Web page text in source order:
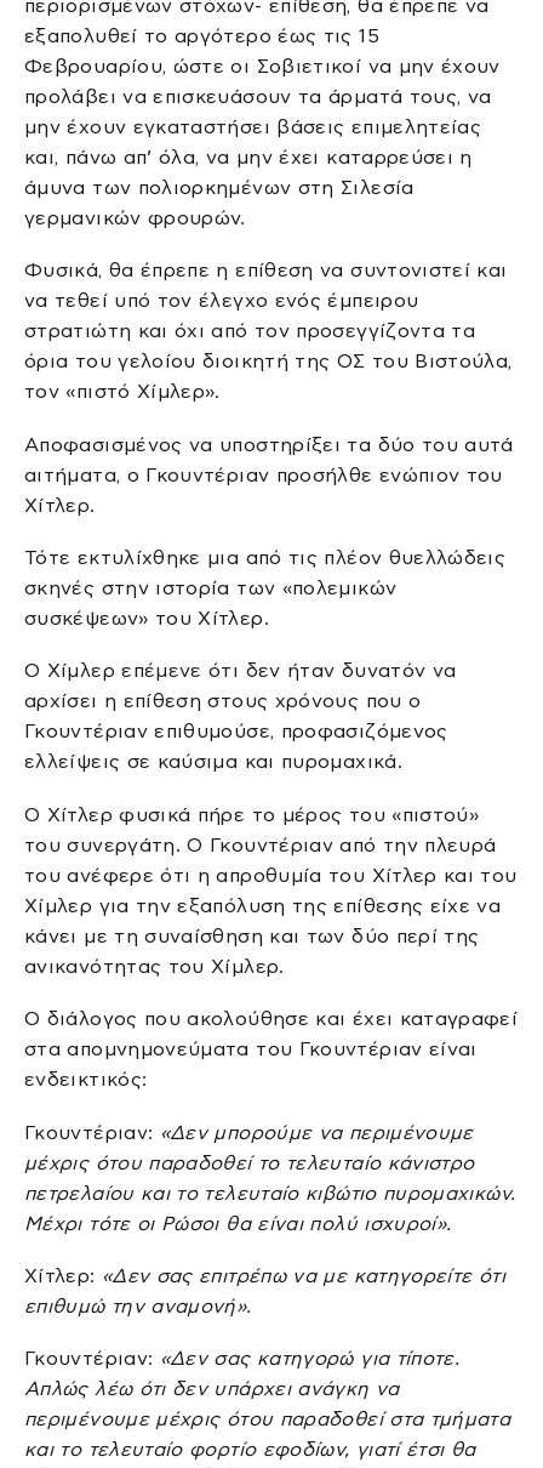
περιορισμένων στόχων- επίθεση, θα έπρεπε να
εξαπολυθεί το αργότερο έως τις 15
Φεβρουαρίου, ώστε οι Σοβιετικοί να μην έχουν
προλάβει να επισκευάσουν τα άρματά τους, να
μην έχουν εγκαταστήσει βάσεις επιμελητείας
και, πάνω απ’ όλα, να μην έχει καταρρεύσει η
άμυνα των πολιορκημένων στη Σιλεσία
γερμανικών φρουρών.
Φυσικά, θα έπρεπε η επίθεση να συντονιστεί και
να τεθεί υπό τον έλεγχο ενός έμπειρου
στρατιώτη και όχι από τον προσεγγίζοντα τα
όρια του γελοίου διοικητή της ΟΣ του Βιστούλα,
τον «πιστό Χίμλερ».
Αποφασισμένος να υποστηρίξει τα δύο του αυτά
αιτήματα, ο Γκουντέριαν προσήλθε ενώπιον του
Χίτλερ.
Τότε εκτυλίχθηκε μια από τις πλέον θυελλώδεις
σκηνές στην ιστορία των «πολεμικών
συσκέψεων» του Χίτλερ.
Ο Χίμλερ επέμενε ότι δεν ήταν δυνατόν να
αρχίσει η επίθεση στους χρόνους που ο
Γκουντέριαν επιθυμούσε, προφασιζόμενος
ελλείψεις σε καύσιμα και πυρομαχικά.
Ο Χίτλερ φυσικά πήρε το μέρος του «πιστού»
του συνεργάτη. Ο Γκουντέριαν από την πλευρά
του ανέφερε ότι η απροθυμία του Χίτλερ και του
Χίμλερ για την εξαπόλυση της επίθεσης είχε να
κάνει με τη συναίσθηση και των δύο περί της
ανικανότητας του Χίμλερ.
Ο διάλογος που ακολούθησε και έχει καταγραφεί
στα απομνημονεύματα του Γκουντέριαν είναι
ενδεικτικός:
Γκουντέριαν: «Δεν μπορούμε να περιμένουμε
μέχρις ότου παραδοθεί το τελευταίο κάνιστρο
πετρελαίου και το τελευταίο κιβώτιο πυρομαχικών.
Μέχρι τότε οι Ρώσοι θα είναι πολύ ισχυροί».
Χίτλερ: «Δεν σας επιτρέπω να με κατηγορείτε ότι
επιθυμώ την αναμονή».
Γκουντέριαν: «Δεν σας κατηγορώ για τίποτε.
Απλώς λέω ότι δεν υπάρχει ανάγκη να
περιμένουμε μέχρις ότου παραδοθεί στα τμήματα
και το τελευταίο φορτίο εφοδίων, γιατί έτσι θα